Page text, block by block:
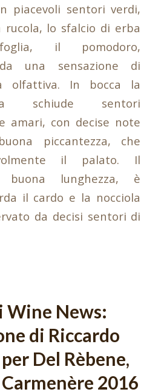
piacevoli sentori verdi,
rucola, lo sfalcio di erba
il pomodoro,
una sensazione di
olfattiva. In bocca la
schiude sentori
amari, con decise note
piccantezza, che
il palato. Il
buona lunghezza, è
il cardo e la nocciola
da decisi sentori di
Wine News:
di Riccardo
Del Rèbene,
2016